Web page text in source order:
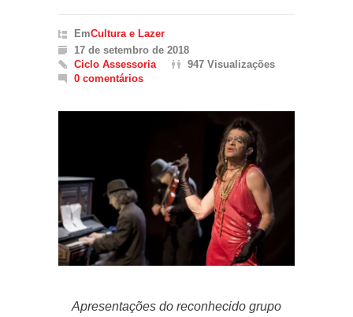
EmCultura e Lazer
17 de setembro de 2018
Ciclo Assessoria
947 Visualizações
0 comentários
Apresentações do reconhecido grupo